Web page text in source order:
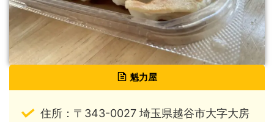
魁力屋
住所：〒343-0027 埼玉県越谷市大字大房